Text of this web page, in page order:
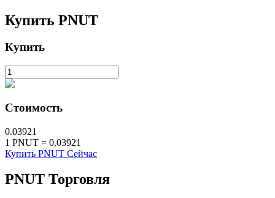
Изучите стейкинг
Узнайте о пассивном доходе
Bitrue
AI
Купить PNUT
Купить
Стоимость
0.03921
1 PNUT = 0.03921
Купить PNUT Сейчас
PNUT Торговля